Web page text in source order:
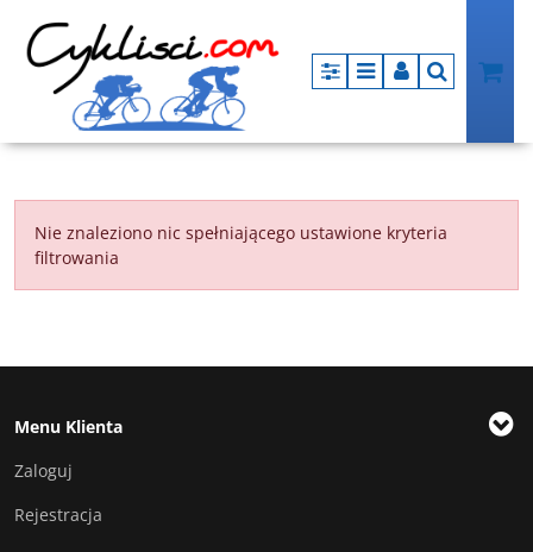
PanelMenuPanelSzukaj
Nie znaleziono nic spełniającego ustawione kryteria
filtrowania
Menu Klienta
Zaloguj
Rejestracja